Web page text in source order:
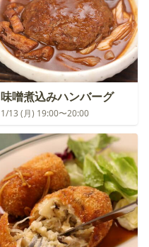
味噌煮込みハンバーグ
1/13 (月) 19:00〜20:00